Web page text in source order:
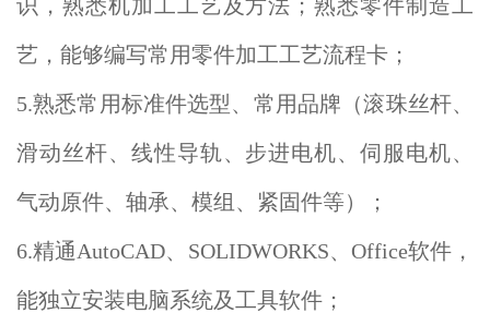
识，熟悉机加工工艺及方法；熟悉零件制造工
艺，能够编写常用零件加工工艺流程卡；
5.熟悉常用标准件选型、常用品牌（滚珠丝杆、
滑动丝杆、线性导轨、步进电机、伺服电机、
气动原件、轴承、模组、紧固件等）；
6.精通AutoCAD、SOLIDWORKS、Office软件，
能独立安装电脑系统及工具软件；